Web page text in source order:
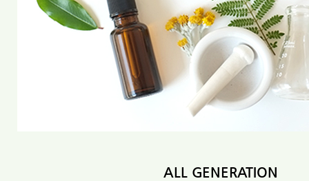
ALL GENERATION